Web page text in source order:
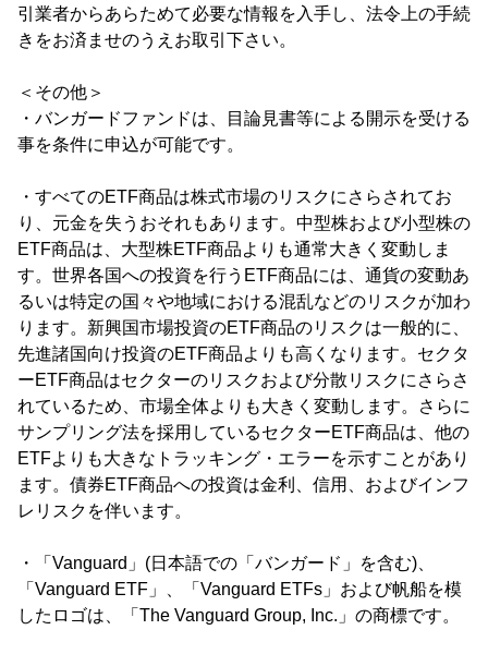
引業者からあらためて必要な情報を入手し、法令上の手続
きをお済ませのうえお取引下さい。
＜その他＞
・バンガードファンドは、目論見書等による開示を受ける
事を条件に申込が可能です。
・すべてのETF商品は株式市場のリスクにさらされてお
り、元金を失うおそれもあります。中型株および小型株の
ETF商品は、大型株ETF商品よりも通常大きく変動しま
す。世界各国への投資を行うETF商品には、通貨の変動あ
るいは特定の国々や地域における混乱などのリスクが加わ
ります。新興国市場投資のETF商品のリスクは一般的に、
先進諸国向け投資のETF商品よりも高くなります。セクタ
ーETF商品はセクターのリスクおよび分散リスクにさらさ
れているため、市場全体よりも大きく変動します。さらに
サンプリング法を採用しているセクターETF商品は、他の
ETFよりも大きなトラッキング・エラーを示すことがあり
ます。債券ETF商品への投資は金利、信用、およびインフ
レリスクを伴います。
・「Vanguard」(日本語での「バンガード」を含む)、
「Vanguard ETF」、「Vanguard ETFs」および帆船を模
したロゴは、「The Vanguard Group, Inc.」の商標です。